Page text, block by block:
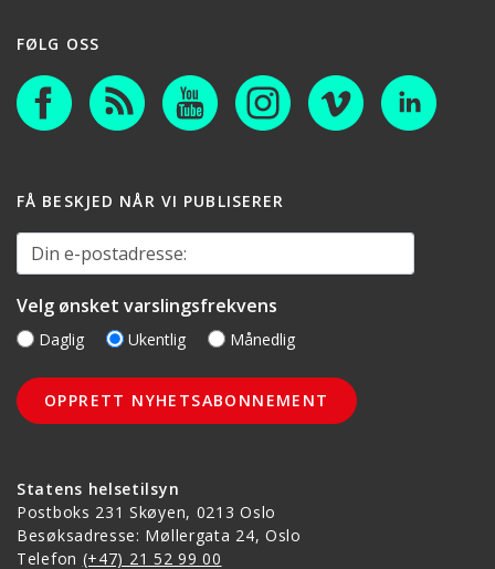
Statens helsetilsyn
Postboks 231 Skøyen, 0213 Oslo
Besøksadresse: Møllergata 24, Oslo
Telefon (+47) 21 52 99 00
FØLG OSS
FÅ BESKJED NÅR VI PUBLISERER
Din e-postadresse:
Velg ønsket varslingsfrekvens
Daglig Ukentlig Månedlig